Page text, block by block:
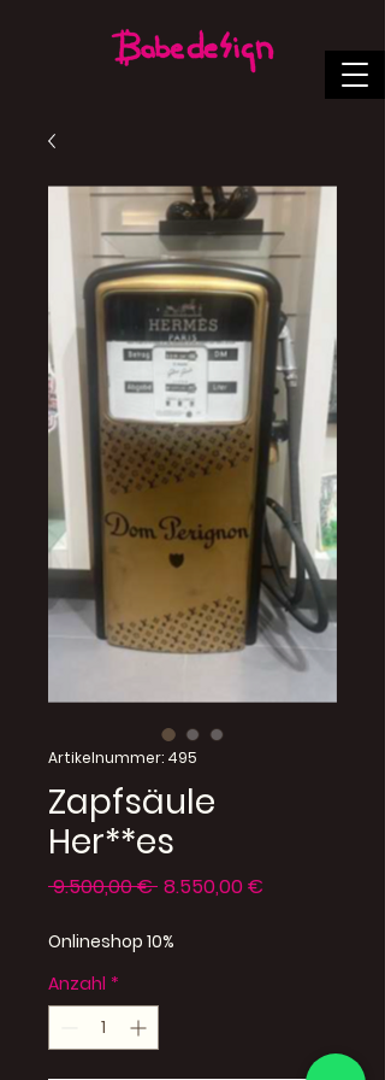
Artikelnummer: 495
Zapfsäule
Her**es
9.500,00 € Standardpreis
8.550,00 €
Onlineshop 10%
Anzahl *